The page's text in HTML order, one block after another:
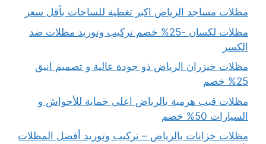
مظلات مساجد الرياض اكبر تغطية للساحات بأقل سعر
مظلات لكسان -25% خصم تركيب وتوريد مظلات ضد
الكسر
مظلات خيزران الرياض ذو جودة عالية و تصميم انيق
25% خصم
مظلات قبب هرمية بالرياض اعلى حماية للأحواش و
السيارات 50% خصم
مظلات خزانات بالرياض – تركيب وتوريد أفضل المظلات